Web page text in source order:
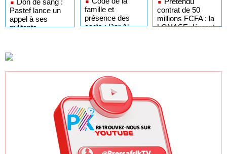
Don de sang :
Pastef lance un
appel à ses
militants,
citoyens
famille et
présence des
cadis : Dar Al
Justice
contrat de 50
millions FCFA : la
LONASE dément